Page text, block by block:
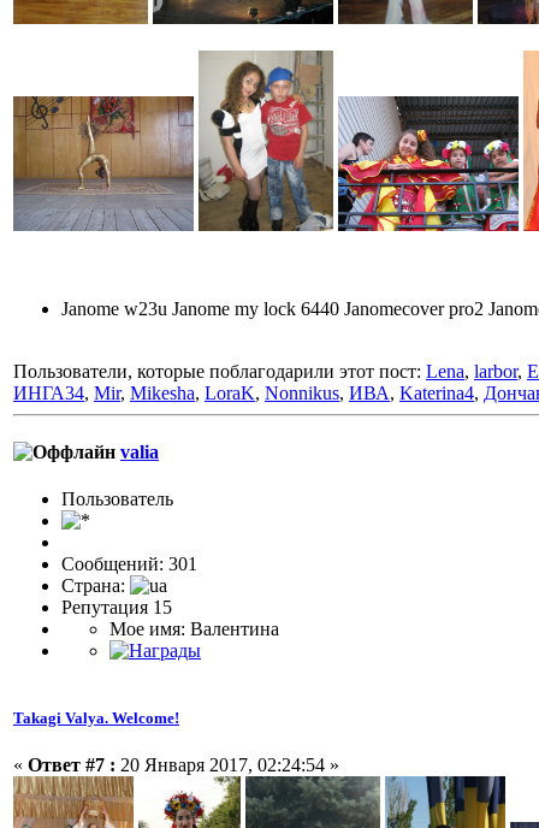
Janome w23u Janome my lock 6440 Janomecover pro2
Пользователи, которые поблагодарили этот пост: Lena, larbor,
ИНГА34, Mir, Mikesha, LoraK, Nonnikus, ИВА, Katerina4,
valia
Пользовaтeль
Сообщений: 301
Страна:
Репутация 15
Мое имя: Валентина
Takagi Valya. Welcome!
« Ответ #7 : 20 Января 2017, 02:24:54 »